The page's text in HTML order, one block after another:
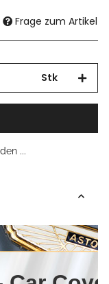
Frage zum Artikel
Stk
...